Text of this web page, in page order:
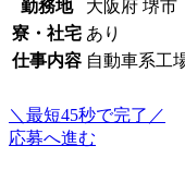
勤務地
大阪府 堺市
寮・社宅 あり
仕事内容 自動車系工
＼最短45秒で完了／
応募へ進む